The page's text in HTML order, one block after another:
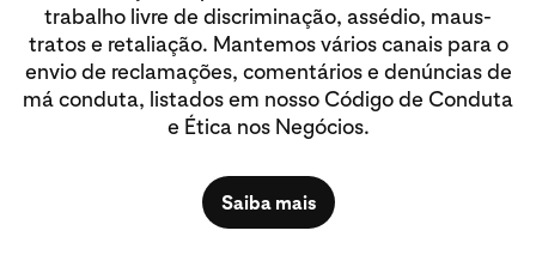
trabalho livre de discriminação, assédio, maus-
tratos e retaliação. Mantemos vários canais para o
envio de reclamações, comentários e denúncias de
má conduta, listados em nosso Código de Conduta
e Ética nos Negócios.
Saiba mais